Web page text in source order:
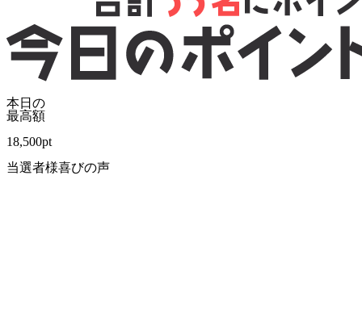
本日の
最高額
18,500pt
当選者様喜びの声